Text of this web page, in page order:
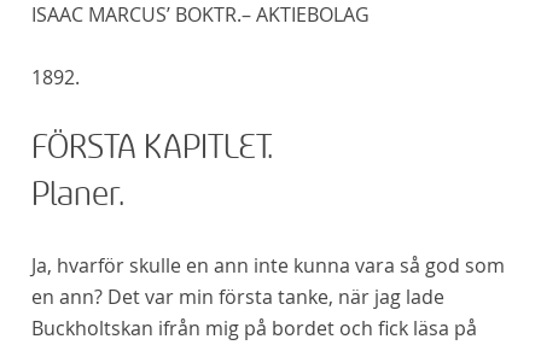
ISAAC MARCUS’ BOKTR.– AKTIEBOLAG
1892.
FÖRSTA KAPITLET.
Planer.
Ja, hvarför skulle en ann inte kunna vara så god som
en ann? Det var min första tanke, när jag lade
Buckholtskan ifrån mig på bordet och fick läsa på